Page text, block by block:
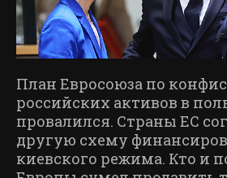
План Евросоюза по
российских активов в
провалился. Страны ЕС
другую схему
киевского режима. Кто и